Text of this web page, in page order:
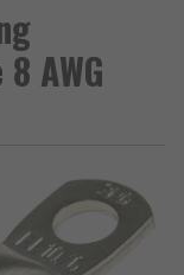
AWG